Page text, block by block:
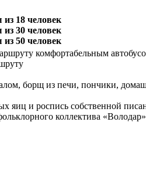
из 18 человек
из 30 человек
из 50 человек
комфортабельным
борщ из печи, пончики,
яиц и роспись собственной
коллектива «Володар»